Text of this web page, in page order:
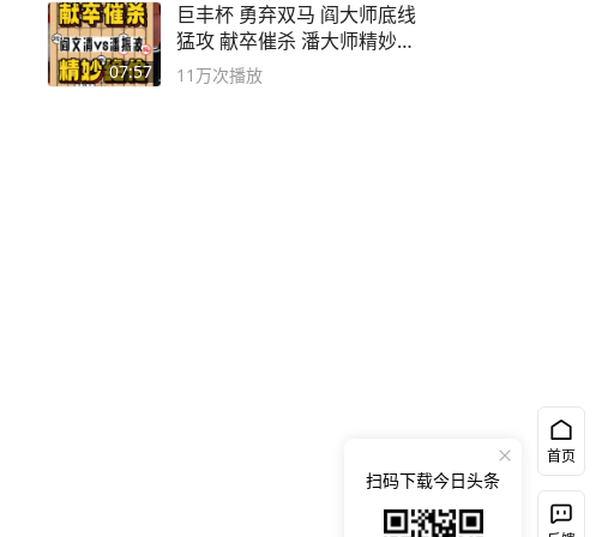
07:57
巨丰杯 勇弃双马 阎大师底线
猛攻 献卒催杀 潘大师精妙入
局
11万次播放
首页
扫码下载今日头条